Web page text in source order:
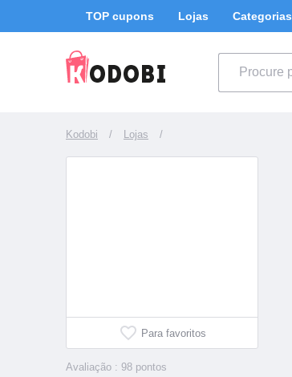
TOP cupons Lojas Categorias
Kodobi / Lojas /
Para favoritos
Avaliação : 98 pontos